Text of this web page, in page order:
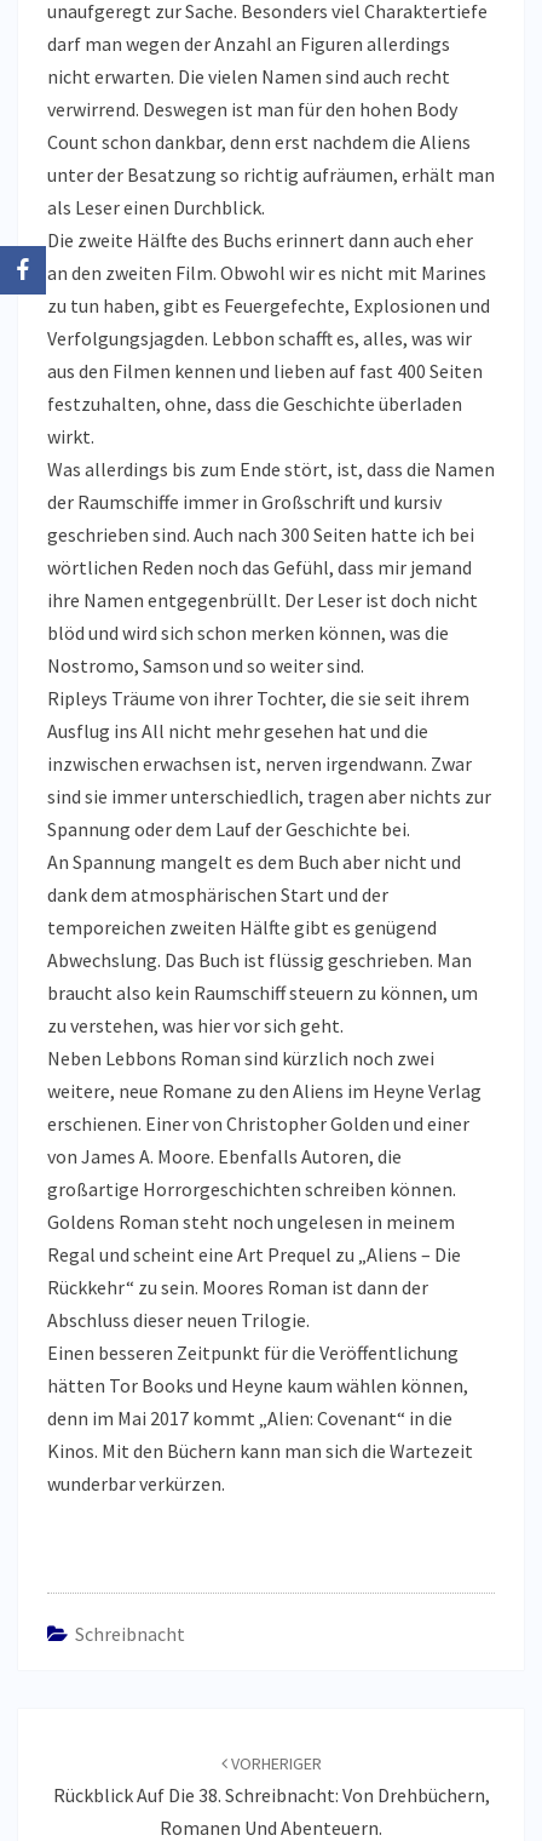
unaufgeregt zur Sache. Besonders viel Charaktertiefe
darf man wegen der Anzahl an Figuren allerdings
nicht erwarten. Die vielen Namen sind auch recht
verwirrend. Deswegen ist man für den hohen Body
Count schon dankbar, denn erst nachdem die Aliens
unter der Besatzung so richtig aufräumen, erhält man
als Leser einen Durchblick.
Die zweite Hälfte des Buchs erinnert dann auch eher
an den zweiten Film. Obwohl wir es nicht mit Marines
zu tun haben, gibt es Feuergefechte, Explosionen und
Verfolgungsjagden. Lebbon schafft es, alles, was wir
aus den Filmen kennen und lieben auf fast 400 Seiten
festzuhalten, ohne, dass die Geschichte überladen
wirkt.
Was allerdings bis zum Ende stört, ist, dass die Namen
der Raumschiffe immer in Großschrift und kursiv
geschrieben sind. Auch nach 300 Seiten hatte ich bei
wörtlichen Reden noch das Gefühl, dass mir jemand
ihre Namen entgegenbrüllt. Der Leser ist doch nicht
blöd und wird sich schon merken können, was die
Nostromo, Samson und so weiter sind.
Ripleys Träume von ihrer Tochter, die sie seit ihrem
Ausflug ins All nicht mehr gesehen hat und die
inzwischen erwachsen ist, nerven irgendwann. Zwar
sind sie immer unterschiedlich, tragen aber nichts zur
Spannung oder dem Lauf der Geschichte bei.
An Spannung mangelt es dem Buch aber nicht und
dank dem atmosphärischen Start und der
temporeichen zweiten Hälfte gibt es genügend
Abwechslung. Das Buch ist flüssig geschrieben. Man
braucht also kein Raumschiff steuern zu können, um
zu verstehen, was hier vor sich geht.
Neben Lebbons Roman sind kürzlich noch zwei
weitere, neue Romane zu den Aliens im Heyne Verlag
erschienen. Einer von Christopher Golden und einer
von James A. Moore. Ebenfalls Autoren, die
großartige Horrorgeschichten schreiben können.
Goldens Roman steht noch ungelesen in meinem
Regal und scheint eine Art Prequel zu „Aliens – Die
Rückkehr“ zu sein. Moores Roman ist dann der
Abschluss dieser neuen Trilogie.
Einen besseren Zeitpunkt für die Veröffentlichung
hätten Tor Books und Heyne kaum wählen können,
denn im Mai 2017 kommt „Alien: Covenant“ in die
Kinos. Mit den Büchern kann man sich die Wartezeit
wunderbar verkürzen.
Schreibnacht
VORHERIGER
Rückblick Auf Die 38. Schreibnacht: Von Drehbüchern,
Romanen Und Abenteuern.